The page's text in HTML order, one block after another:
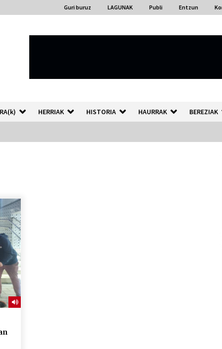
Guri buruz LAGUNAK Publi Entzun
HERRIAK HISTORIA HAURRAK BEREZIAK